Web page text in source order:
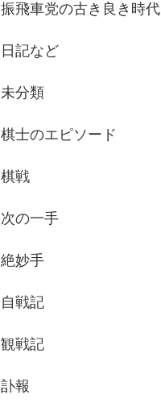
振飛車党の古き良き時代
日記など
未分類
棋士のエピソード
棋戦
次の一手
絶妙手
自戦記
観戦記
訃報